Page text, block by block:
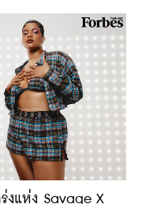
งแห่ง Savage X